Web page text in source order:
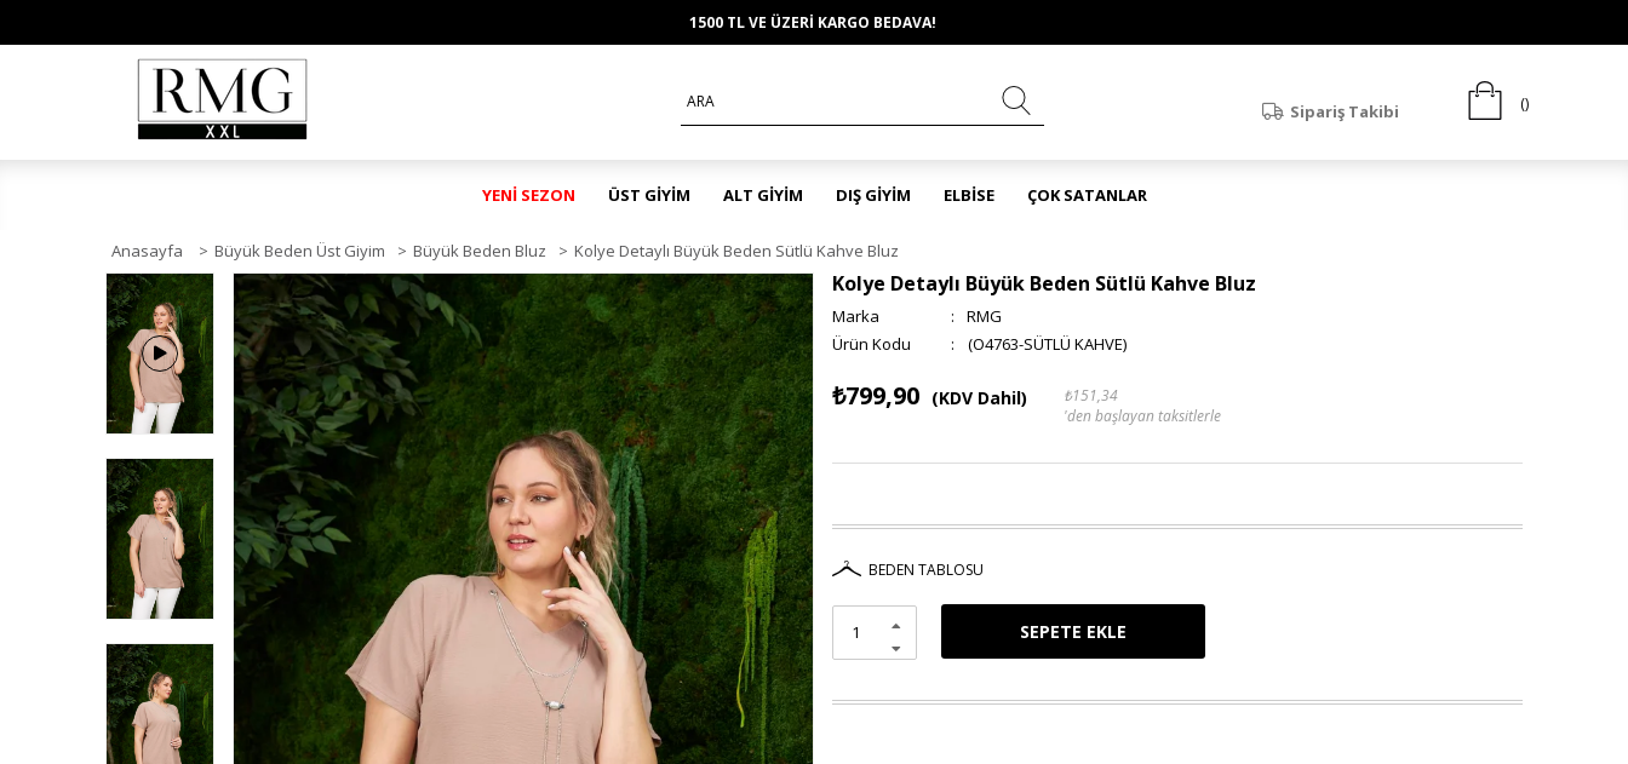
1500 TL VE ÜZERİ KARGO BEDAVA!
Sipariş Takibi
YENİ SEZON ÜST GİYİM ALT GİYİM DIŞ GİYİM ELBİSE ÇOK SATANLAR
Anasayfa > Büyük Beden Üst Giyim > Büyük Beden Bluz > Kolye Detaylı Büyük Beden Sütlü Kahve Bluz
Kolye Detaylı Büyük Beden Sütlü Kahve Bluz
Marka :
RMG
(O4763-SÜTLÜ KAHVE)
₺799,90 (KDV Dahil)
₺151,34
'den başlayan taksitlerle
BEDEN TABLOSU